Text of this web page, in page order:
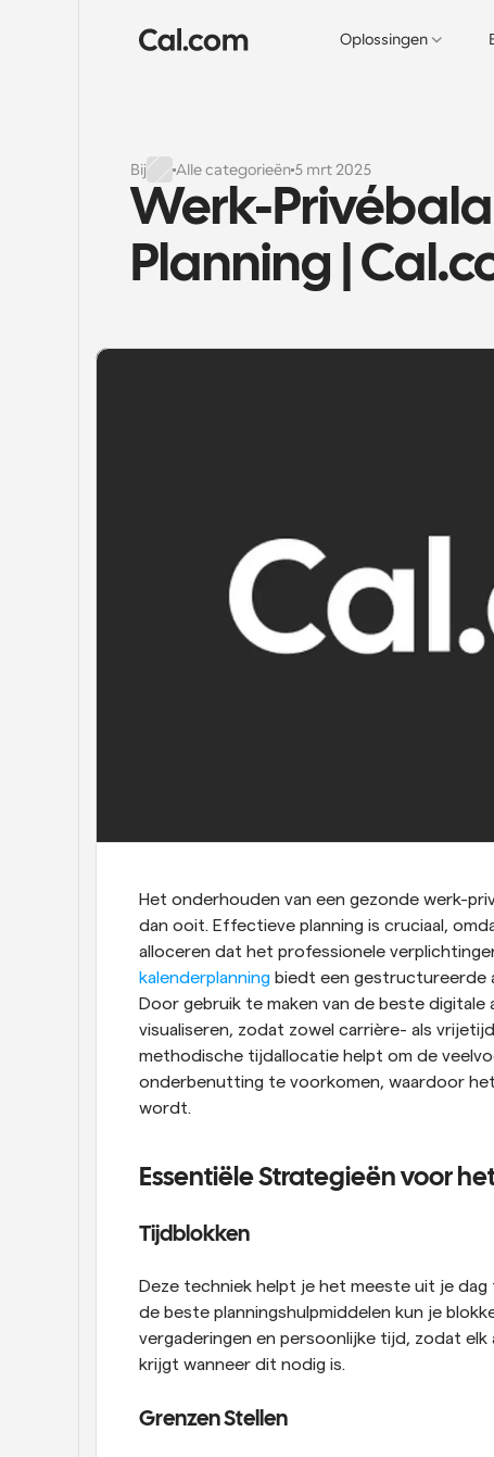
Oplossingen
Bij Alle categorieën 5 mrt 2025
Werk-
Planning |
Het onderhouden van een gezonde werk-
dan ooit. Effectieve planning is cruciaal,
alloceren dat het professionele
kalenderplanning biedt een gestructureerde
Door gebruik te maken van de beste digitale
visualiseren, zodat zowel carrière- als
methodische tijdallocatie helpt om de
onderbenutting te voorkomen, waardoor
wordt.
Essentiële Strategieën voor
Tijdblokken
Deze techniek helpt je het meeste uit je
de beste planningshulpmiddelen kun je
vergaderingen en persoonlijke tijd, zodat
krijgt wanneer dit nodig is.
Grenzen Stellen